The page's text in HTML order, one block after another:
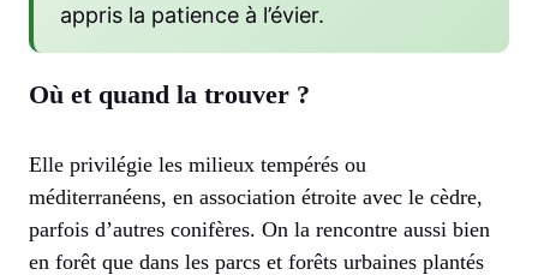
appris la patience à l’évier.
Où et quand la trouver ?
Elle privilégie les milieux tempérés ou
méditerranéens, en association étroite avec le cèdre,
parfois d’autres conifères. On la rencontre aussi bien
en forêt que dans les parcs et forêts urbaines plantés